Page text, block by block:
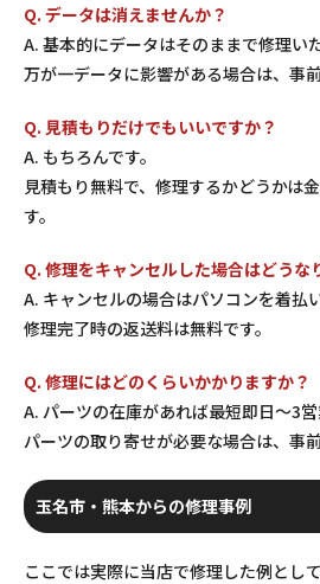
Q. データは消えませんか？
A. 基本的にデータはそのままで修理い
万が一データに影響がある場合は、事
Q. 見積もりだけでもいいですか？
A. もちろんです。
見積もり無料で、修理するかどうかは
す。
Q. 修理をキャンセルした場合はどうな
A. キャンセルの場合はパソコンを着払
修理完了時の返送料は無料です。
Q. 修理にはどのくらいかかりますか？
A. パーツの在庫があれば最短即日〜3営
パーツの取り寄せが必要な場合は、事
玉名市・熊本からの修理事例
ここでは実際に当店で修理した例とし